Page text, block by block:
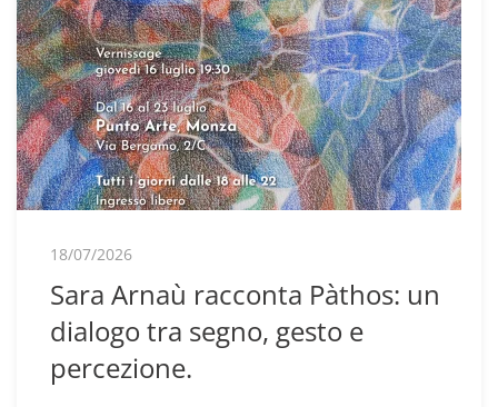
18/07/2026
Sara Arnaù racconta Pàthos: un
dialogo tra segno, gesto e
percezione.